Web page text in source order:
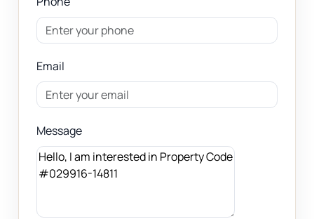
Email
Message